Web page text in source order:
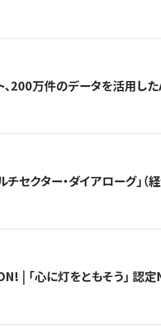
、200万件のデータを活用し
セクター・ダイアローグ」
| 「心に灯をともそう」 認